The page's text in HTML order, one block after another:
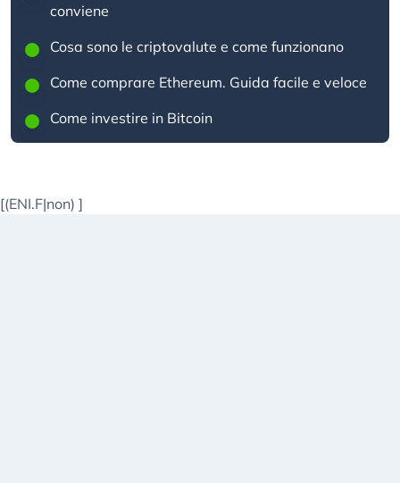
conviene
Cosa sono le criptovalute e come funzionano
Come comprare Ethereum. Guida facile e veloce
Come investire in Bitcoin
[(ENI.F|non) ]